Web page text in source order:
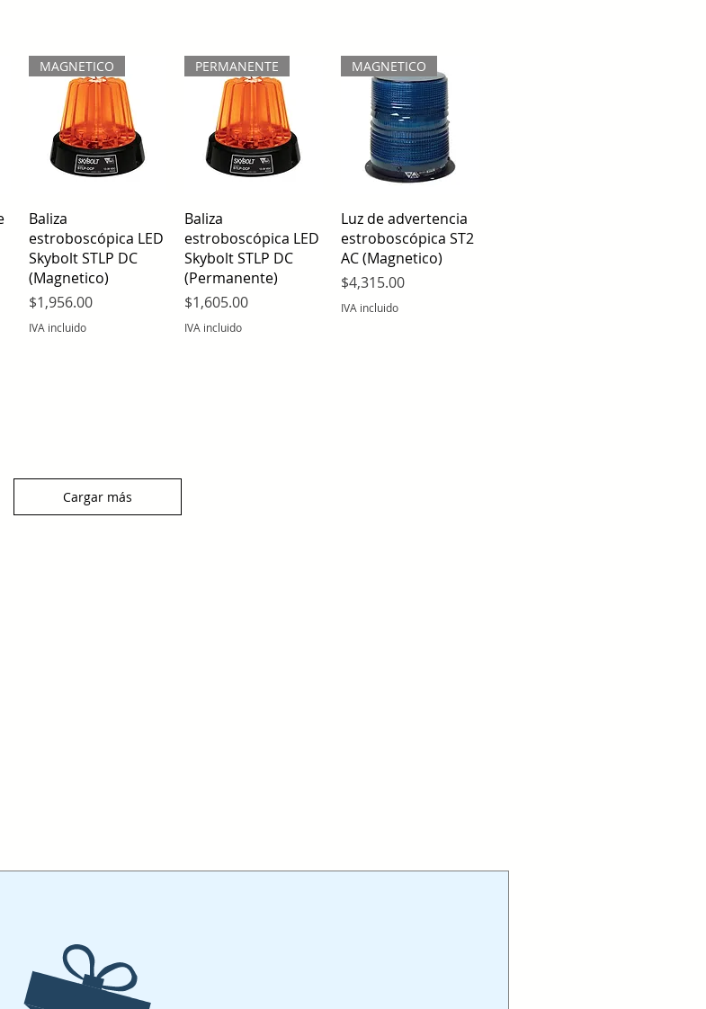
Vista rápida
MAGNETICO
Baliza
estroboscópica LED
Skybolt STLP DC
(Magnetico)
Precio
$1,956.00
IVA incluido
Vista rápida
PERMANENTE
Baliza
estroboscópica LED
Skybolt STLP DC
(Permanente)
Precio
$1,605.00
IVA incluido
Vista rápida
MAGNETICO
Luz de advertencia
estroboscópica ST2
AC (Magnetico)
Precio
$4,315.00
IVA incluido
Cargar más